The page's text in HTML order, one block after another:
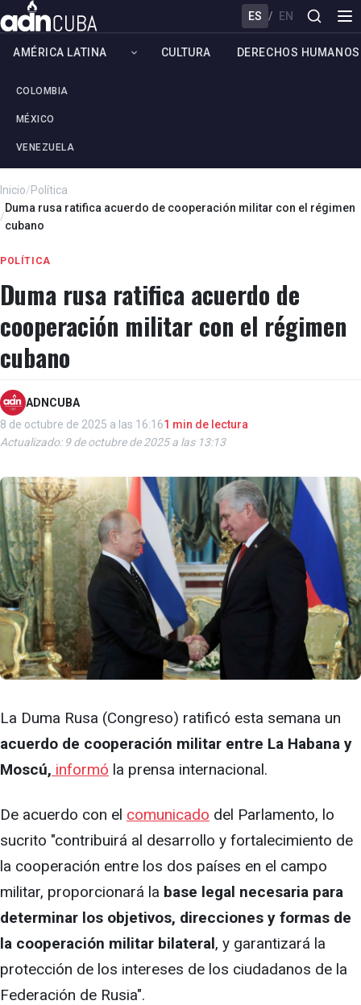
ES / EN
AMÉRICA LATINA
COLOMBIA
MÉXICO
VENEZUELA
CULTURA DERECHOS HUMANOS
Inicio/Política
/
Duma rusa ratifica acuerdo de cooperación militar con el régimen
cubano
POLÍTICA
Duma rusa ratifica acuerdo de
cooperación militar con el régimen
cubano
ADNCUBA
8 de octubre de 2025 a las 16:161 min de lectura
Actualizado: 9 de octubre de 2025 a las 13:13
La Duma Rusa (Congreso) ratificó esta semana un
acuerdo de cooperación militar entre La Habana y
Moscú, informó la prensa internacional.
De acuerdo con el comunicado del Parlamento, lo
sucrito "contribuirá al desarrollo y fortalecimiento de
la cooperación entre los dos países en el campo
militar, proporcionará la base legal necesaria para
determinar los objetivos, direcciones y formas de
la cooperación militar bilateral, y garantizará la
protección de los intereses de los ciudadanos de la
Federación de Rusia".